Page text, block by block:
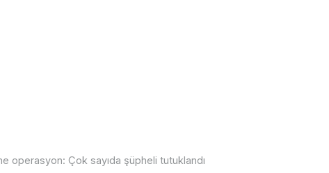
operasyon: Çok sayıda şüpheli tutuklandı